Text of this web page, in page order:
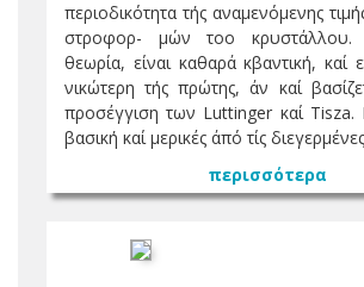
περιοδικότητα τής αναμενόμενης
στροφορ- μών τοο κρυστάλλου.
θεωρία, είναι καθαρά κβαντική, καί
νικώτερη τής πρώτης, άν καί
προσέγγιση των Luttinger καί Tisza.
βασική καί μερικές άπό τίς
περισσότερα